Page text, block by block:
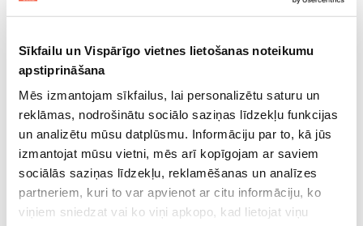
Sīkfailu un Vispārīgo vietnes lietošanas noteikumu
apstiprināšana
Mēs izmantojam sīkfailus, lai personalizētu saturu un
reklāmas, nodrošinātu sociālo saziņas līdzekļu funkcijas
un analizētu mūsu datplūsmu. Informāciju par to, kā jūs
izmantojat mūsu vietni, mēs arī kopīgojam ar saviem
sociālās saziņas līdzekļu, reklamēšanas un analīzes
partneriem, kuri to var apvienot ar citu informāciju, ko
viņiem sniedzat vai ko viņi apkopo, kad lietojat viņu